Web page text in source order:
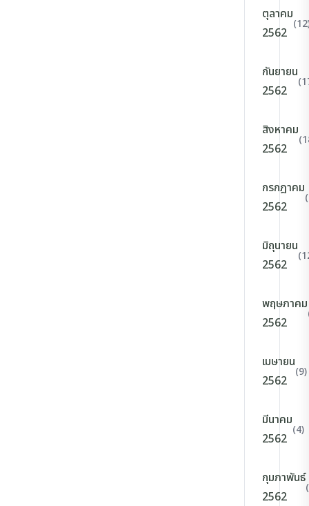
ตุลาคม
2562
กันยายน
2562
สิงหาคม
2562
กรกฎาคม
2562
มิถุนายน
2562
พฤษภาคม
2562
เมษายน
2562
(9)
มีนาคม
2562
(4)
กุมภาพันธ์
2562